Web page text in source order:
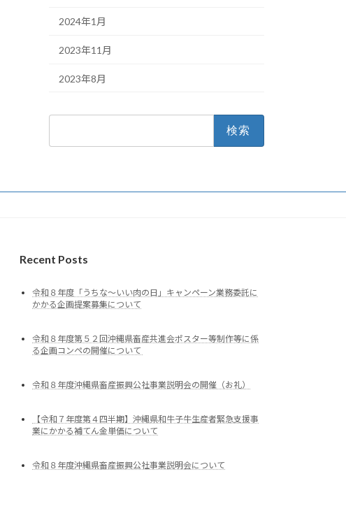
2024年1月
2023年11月
2023年8月
Recent Posts
令和８年度「うちな～いい肉の日」キャンペーン業務委託に
かかる企画提案募集について
令和８年度第５２回沖縄県畜産共進会ポスター等制作等に係
る企画コンペの開催について
令和８年度沖縄県畜産振興公社事業説明会の開催（お礼）
【令和７年度第４四半期】沖縄県和牛子牛生産者緊急支援事
業にかかる補てん金単価について
令和８年度沖縄県畜産振興公社事業説明会について